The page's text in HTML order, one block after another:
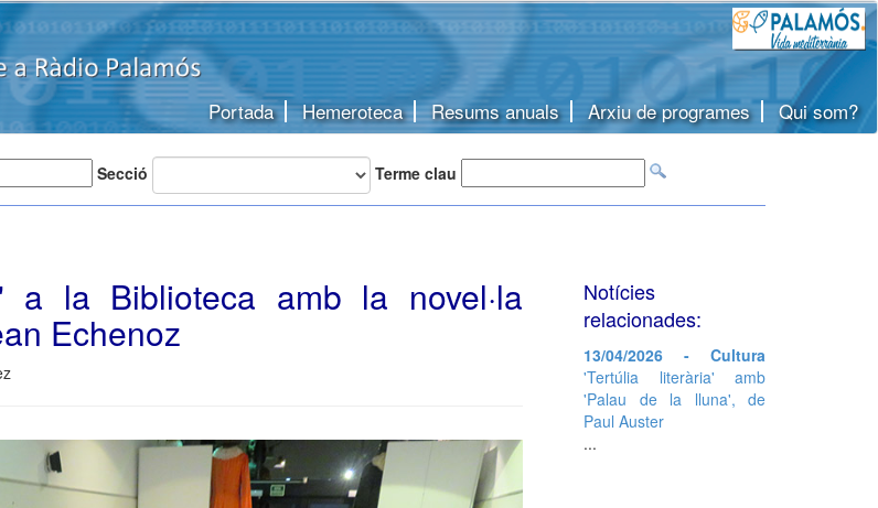
Portada Hemeroteca Resums anuals Arxiu de programes Qui som?
Secció Terme clau
a la Biblioteca amb la novel·la
Echenoz
Notícies
relacionades:
13/04/2026 - Cultura
'Tertúlia literària' amb
'Palau de la lluna', de
Paul Auster
...